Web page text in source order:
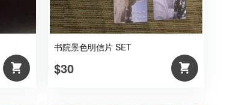
书院景色明信片 SET
$30